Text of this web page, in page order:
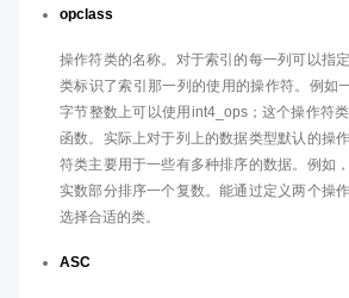
opclass
操作符类的名称。对于索引的每一列可以指
类标识了索引那一列的使用的操作符。例如
字节整数上可以使用int4_ops；这个操作符
函数。实际上对于列上的数据类型默认的操
符类主要用于一些有多种排序的数据。例如
实数部分排序一个复数。能通过定义两个操
选择合适的类。
ASC